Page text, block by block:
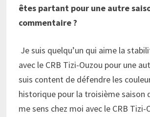
êtes partant pour une autre
commentaire ?
Je suis quelqu’un qui aime la
avec le CRB Tizi-Ouzou pour une
suis content de défendre les
historique pour la troisième saison
me sens chez moi avec le CRB Tizi-